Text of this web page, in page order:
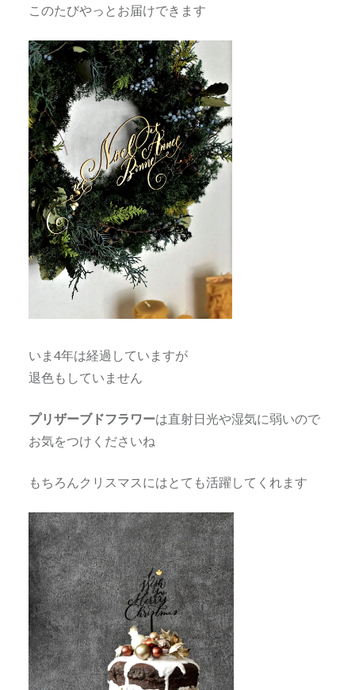
このたびやっとお届けできます
いま4年は経過していますが
退色もしていません
プリザーブドフラワーは直射日光や湿気に弱いので
お気をつけくださいね
もちろんクリスマスにはとても活躍してくれます